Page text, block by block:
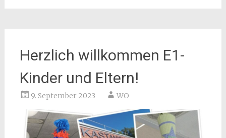
Herzlich willkommen E1-
Kinder und Eltern!
9. September 2023 WO